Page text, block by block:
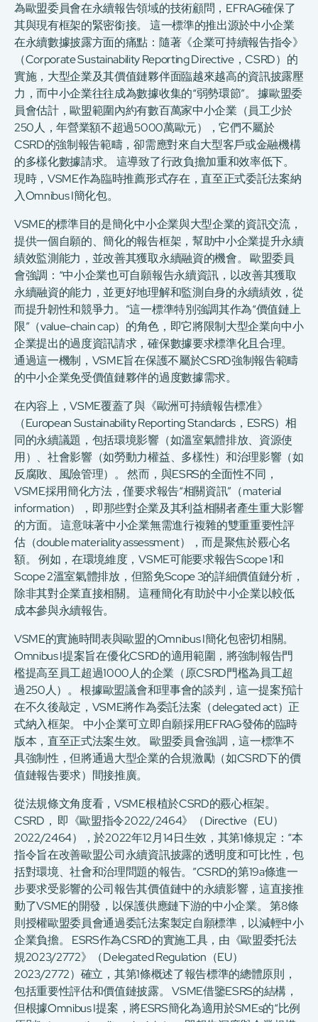
為歐盟委員會在永續報告領域的技術顧問，EFRAG確保了
其與現有框架的緊密銜接。 這一標準的推出源於中小企業
在永續數據披露方面的痛點：隨著《企業可持續報告指令》
（Corporate Sustainability Reporting Directive，CSRD）的
實施，大型企業及其價值鏈夥伴面臨越來越高的資訊披露壓
力，而中小企業往往成為數據收集的“弱勢環節”。 據歐盟委
員會估計，歐盟範圍內約有數百萬家中小企業（員工少於
250人，年營業額不超過5000萬歐元），它們不屬於
CSRD的強制報告範疇，卻需應對來自大型客戶或金融機構
的多樣化數據請求。 這導致了行政負擔加重和效率低下。
現時，VSME作為臨時推薦形式存在，直至正式委託法案納
入Omnibus I簡化包。
VSME的標準目的是簡化中小企業與大型企業的資訊交流，
提供一個自願的、簡化的報告框架，幫助中小企業提升永續
績效監測能力，並改善其獲取永續融資的機會。 歐盟委員
會強調：“中小企業也可自願報告永續資訊，以改善其獲取
永續融資的能力，並更好地理解和監測自身的永續績效，從
而提升韌性和競爭力。”這一標準特別強調其作為“價值鏈上
限”（value-chain cap）的角色，即它將限制大型企業向中小
企業提出的過度資訊請求，確保數據要求標準化且合理。
通過這一機制，VSME旨在保護不屬於CSRD強制報告範疇
的中小企業免受價值鏈夥伴的過度數據需求。
在內容上，VSME覆蓋了與《歐洲可持續報告標准》
（European Sustainability Reporting Standards，ESRS）相
同的永續議題，包括環境影響（如溫室氣體排放、資源使
用）、社會影響（如勞動力權益、多樣性）和治理影響（如
反腐敗、風險管理）。 然而，與ESRS的全面性不同，
VSME採用簡化方法，僅要求報告“相關資訊”（material
information），即那些對企業及其利益相關者產生重大影響
的方面。 這意味著中小企業無需進行複雜的雙重重要性評
估（double materiality assessment），而是聚焦於覈心名
額。 例如，在環境維度，VSME可能要求報告Scope 1和
Scope 2溫室氣體排放，但豁免Scope 3的詳細價值鏈分析，
除非其對企業直接相關。 這種簡化有助於中小企業以較低
成本參與永續報告。
VSME的實施時間表與歐盟的Omnibus I簡化包密切相關。
Omnibus I提案旨在優化CSRD的適用範圍，將強制報告門
檻提高至員工超過1000人的企業（原CSRD門檻為員工超
過250人）。 根據歐盟議會和理事會的談判，這一提案預計
在不久後敲定，VSME將作為委託法案（delegated act）正
式納入框架。 中小企業可立即自願採用EFRAG發佈的臨時
版本，直至正式法案生效。 歐盟委員會強調，這一標準不
具強制性，但將通過大型企業的合規激勵（如CSRD下的價
值鏈報告要求）間接推廣。
從法規條文角度看，VSME根植於CSRD的覈心框架。
CSRD， 即《歐盟指令2022/2464》（Directive（EU）
2022/2464），於2022年12月14日生效，其第1條規定：“本
指令旨在改善歐盟公司永續資訊披露的透明度和可比性，包
括對環境、社會和治理問題的報告。”CSRD的第19a條進一
步要求受影響的公司報告其價值鏈中的永續影響，這直接推
動了VSME的開發，以保護供應鏈下游的中小企業。 第8條
則授權歐盟委員會通過委託法案製定自願標準，以減輕中小
企業負擔。 ESRS作為CSRD的實施工具，由《歐盟委托法
規2023/2772》（Delegated Regulation（EU）
2023/2772）確立，其第1條概述了報告標準的總體原則，
包括重要性評估和價值鏈披露。 VSME借鑒ESRS的結構，
但根據Omnibus I提案，將ESRS簡化為適用於SMEs的“比例